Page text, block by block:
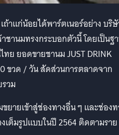
ถ้าแก่น้อยได้พาร์ตเนอร์อย่าง บริ
ชานมทรงกระบอกตัวนี้ โดยเป็นฐ
ย ยอดขายชานม JUST DRINK
ขวด / วัน สัดส่วนการตลาดจาก
วม
ยายเข้าสู่ช่องทางอื่น ๆ และช่อง
เต็มรูปแบบในปี 2564 ติดตามราย